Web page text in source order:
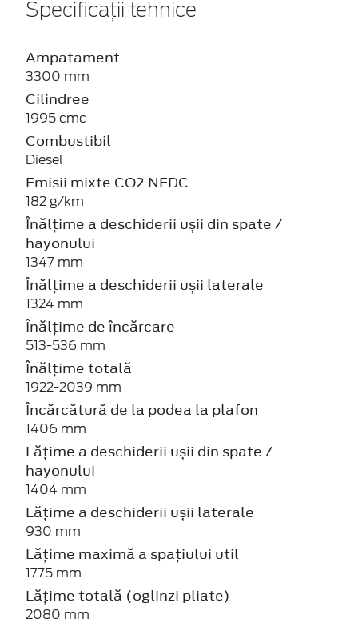
Specificații tehnice
Ampatament
3300 mm
Cilindree
1995 cmc
Combustibil
Diesel
Emisii mixte CO2 NEDC
182 g/km
Înălțime a deschiderii ușii din spate /
hayonului
1347 mm
Înălțime a deschiderii ușii laterale
1324 mm
Înălțime de încărcare
513-536 mm
Înălțime totală
1922-2039 mm
Încărcătură de la podea la plafon
1406 mm
Lățime a deschiderii ușii din spate /
hayonului
1404 mm
Lățime a deschiderii ușii laterale
930 mm
Lățime maximă a spațiului util
1775 mm
Lățime totală (oglinzi pliate)
2080 mm